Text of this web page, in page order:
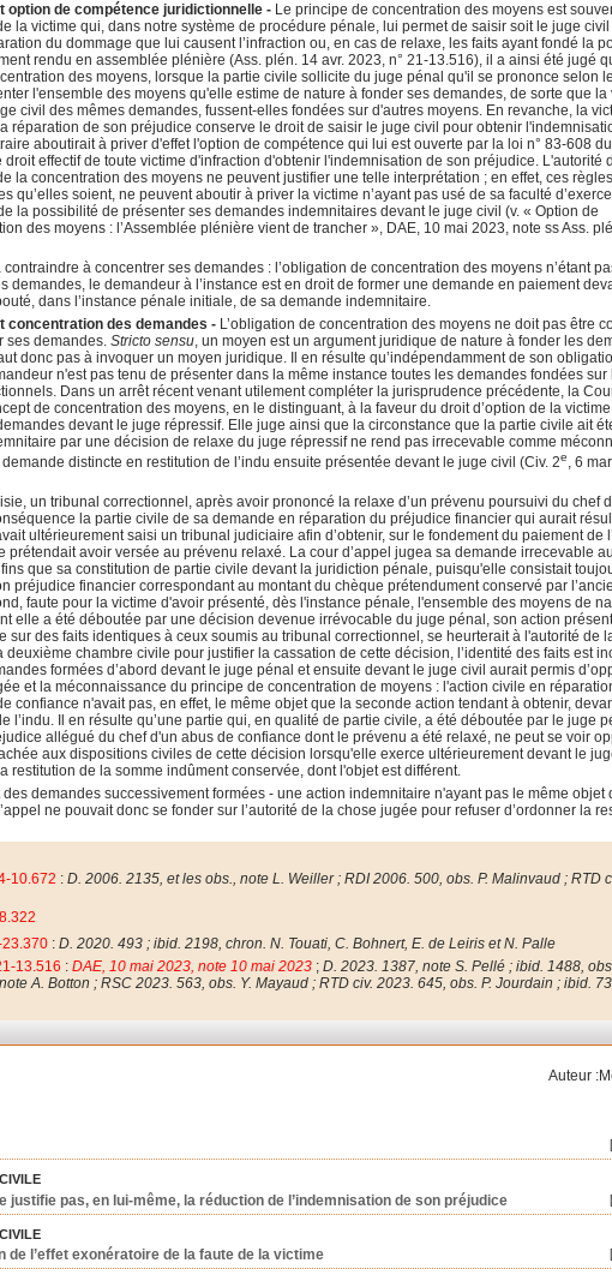
option de compétence juridictionnelle - Le principe de concentration des moyens est
la victime qui, dans notre système de procédure pénale, lui permet de saisir soit le juge civil
du dommage que lui causent l’infraction ou, en cas de relaxe, les faits ayant fondé la
rendu en assemblée plénière (Ass. plén. 14 avr. 2023, n° 21-13.516), il a ainsi été jugé
des moyens, lorsque la partie civile sollicite du juge pénal qu'il se prononce selon
l'ensemble des moyens qu'elle estime de nature à fonder ses demandes, de sorte que la
civil des mêmes demandes, fussent-elles fondées sur d'autres moyens. En revanche, la
réparation de son préjudice conserve le droit de saisir le juge civil pour obtenir
aboutirait à priver d'effet l'option de compétence qui lui est ouverte par la loi n° 83-608
effectif de toute victime d'infraction d'obtenir l'indemnisation de son préjudice. L'autorité
la concentration des moyens ne peuvent justifier une telle interprétation ; en effet, ces
qu’elles soient, ne peuvent aboutir à priver la victime n’ayant pas usé de sa faculté
la possibilité de présenter ses demandes indemnitaires devant le juge civil (v. « Option de
des moyens : l’Assemblée plénière vient de trancher », DAE, 10 mai 2023, note ss Ass.
à concentrer ses demandes : l’obligation de concentration des moyens n’étant
demandes, le demandeur à l’instance est en droit de former une demande en paiement
dans l’instance pénale initiale, de sa demande indemnitaire.
concentration des demandes - L’obligation de concentration des moyens ne doit pas être
ses demandes.Stricto sensu, un moyen est un argument juridique de nature à fonder les
donc pas à invoquer un moyen juridique. Il en résulte qu’indépendamment de son
n'est pas tenu de présenter dans la même instance toutes les demandes fondées sur
Dans un arrêt récent venant utilement compléter la jurisprudence précédente, la
de concentration des moyens, en le distinguant, à la faveur du droit d’option de la
devant le juge répressif. Elle juge ainsi que la circonstance que la partie civile ait
par une décision de relaxe du juge répressif ne rend pas irrecevable comme
distincte en restitution de l’indu ensuite présentée devant le juge civil (Civ. 2e, 6
un tribunal correctionnel, après avoir prononcé la relaxe d’un prévenu poursuivi du chef
la partie civile de sa demande en réparation du préjudice financier qui aurait
ultérieurement saisi un tribunal judiciaire afin d’obtenir, sur le fondement du paiement de
prétendait avoir versée au prévenu relaxé. La cour d’appel jugea sa demande irrecevable
que sa constitution de partie civile devant la juridiction pénale, puisqu'elle consistait
préjudice financier correspondant au montant du chèque prétendument conservé par
faute pour la victime d'avoir présenté, dès l'instance pénale, l'ensemble des moyens de
elle a été déboutée par une décision devenue irrévocable du juge pénal, son action
sur des faits identiques à ceux soumis au tribunal correctionnel, se heurterait à l'autorité de
chambre civile pour justifier la cassation de cette décision, l’identité des faits est
formées d’abord devant le juge pénal et ensuite devant le juge civil aurait permis
et la méconnaissance du principe de concentration de moyens : l'action civile en
confiance n'avait pas, en effet, le même objet que la seconde action tendant à obtenir,
l’indu. Il en résulte qu’une partie qui, en qualité de partie civile, a été déboutée par le juge
allégué du chef d'un abus de confiance dont le prévenu a été relaxé, ne peut se voir
aux dispositions civiles de cette décision lorsqu'elle exerce ultérieurement devant le
restitution de la somme indûment conservée, dont l'objet est différent.
des demandes successivement formées - une action indemnitaire n'ayant pas le même objet
ne pouvait donc se fonder sur l’autorité de la chose jugée pour refuser d’ordonner la
10.672 :D. 2006. 2135, et les obs., note L. Weiller ; RDI 2006. 500, obs. P. Malinvaud ; RTD
23.370 :D. 2020. 493 ; ibid. 2198, chron. N. Touati, C. Bohnert, E. de Leiris et N. Palle
13.516 :DAE, 10 mai 2023, note 10 mai 2023 ;D. 2023. 1387, note S. Pellé ; ibid. 1488,
A. Botton ; RSC 2023. 563, obs. Y. Mayaud ; RTD civ. 2023.645, obs. P. Jourdain ; ibid.
Auteur
justifie pas, en lui-même, la réduction de l’indemnisation de son préjudice
de l’effet exonératoire de la faute de la victime